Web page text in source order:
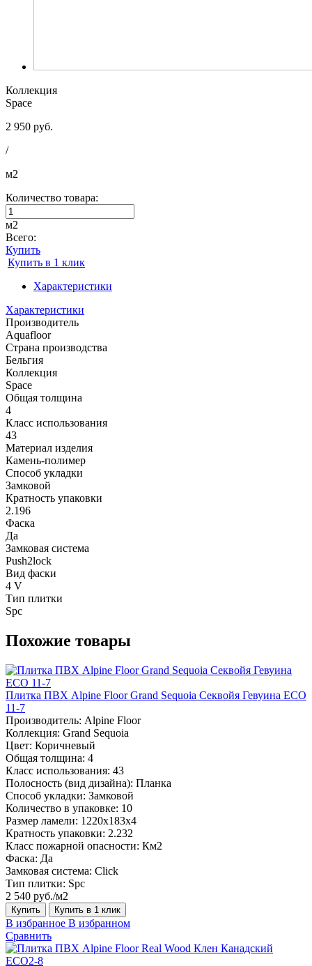
Коллекция
Space
2 950 руб.
/
м2
Количество товара:
м2
Всего:
Купить
Купить в 1 клик
Характеристики
Характеристики
Производитель
Aquafloor
Страна производства
Бельгия
Коллекция
Space
Общая толщина
4
Класс использования
43
Материал изделия
Камень-полимер
Способ укладки
Замковой
Кратность упаковки
2.196
Фаска
Да
Замковая система
Push2lock
Вид фаски
4 V
Тип плитки
Spc
Похожие товары
Плитка ПВХ Alpine Floor Grand Sequoia Секвойя Гевуина ECO
11-7
Производитель: Alpine Floor
Коллекция: Grand Sequoia
Цвет: Коричневый
Общая толщина: 4
Класс использования: 43
Полосность (вид дизайна): Планка
Способ укладки: Замковой
Количество в упаковке: 10
Размер ламели: 1220х183х4
Кратность упаковки: 2.232
Класс пожарной опасности: Км2
Фаска: Да
Замковая система: Click
Тип плитки: Spc
2 540 руб./м2
Купить Купить в 1 клик
В избранное В избранном
Сравнить